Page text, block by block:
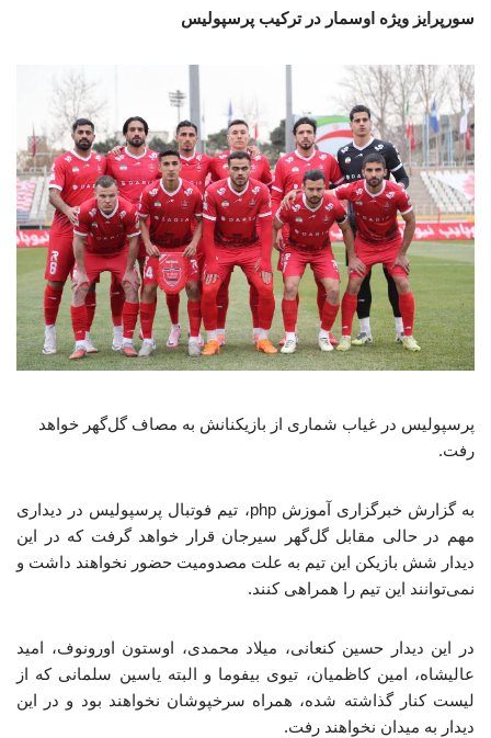
سورپرایز ویژه اوسمار در ترکیب پرسپولیس
پرسپولیس در غیاب شماری از بازیکنانش به مصاف گل‌گهر خواهد
رفت.
به گزارش خبرگزاری آموزش php، تیم فوتبال پرسپولیس در دیداری
مهم در حالی مقابل گل‌گهر سیرجان قرار خواهد گرفت که در این
دیدار شش بازیکن این تیم به علت مصدومیت حضور نخواهند داشت و
نمی‌توانند این تیم را همراهی کنند.
در این دیدار حسین کنعانی، میلاد محمدی، اوستون اورونوف، امید
عالیشاه، امین کاظمیان، تیوی بیفوما و البته یاسین سلمانی که از
لیست کنار گذاشته شده، همراه سرخپوشان نخواهند بود و در این
دیدار به میدان نخواهند رفت.